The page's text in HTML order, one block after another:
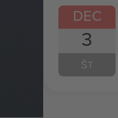
DEC
3
ŠT